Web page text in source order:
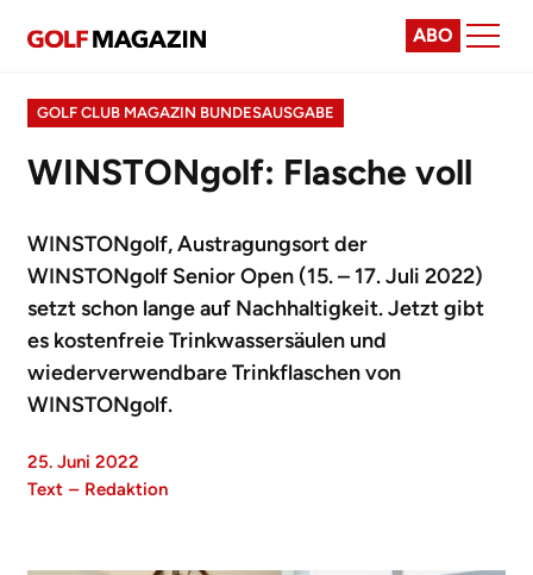
ABO
GOLF CLUB MAGAZIN BUNDESAUSGABE
WINSTONgolf: Flasche voll
WINSTONgolf, Austragungsort der
WINSTONgolf Senior Open (15. – 17. Juli 2022)
setzt schon lange auf Nachhaltigkeit. Jetzt gibt
es kostenfreie Trinkwassersäulen und
wiederverwendbare Trinkflaschen von
WINSTONgolf.
25. Juni 2022
Text – Redaktion